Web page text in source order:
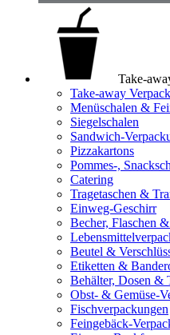
Take-
Take-away
Menüschalen &
Siegelschalen
Sandwich-
Pizzakartons
Pommes-,
Catering
Tragetaschen &
Einweg-Geschirr
Becher, Flaschen
Beutel &
Etiketten &
Behälter, Dosen &
Obst- & Gemüse-
Fischverpackungen
Feingebäck-